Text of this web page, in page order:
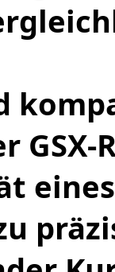
GSX-